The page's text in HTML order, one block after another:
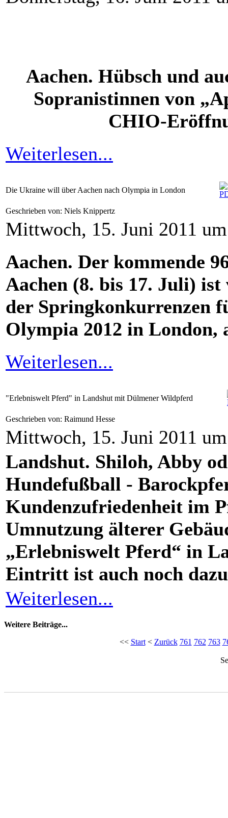
Aachen. Hübsch und
Sopranistinnen von
CHIO-
Weiterlesen...
Die Ukraine will über Aachen nach Olympia in London
Geschrieben von: Niels Knippertz
Mittwoch, 15. Juni 2011
Aachen. Der kommende
Aachen (8. bis 17. Juli)
der Springkonkurrenzen
Olympia 2012 in London,
Weiterlesen...
"Erlebniswelt Pferd" in Landshut mit Dülmener Wildpferd
Geschrieben von: Raimund Hesse
Mittwoch, 15. Juni 2011
Landshut. Shiloh, Abby
Hundefußball -
Kundenzufriedenheit im
Umnutzung älterer
„Erlebniswelt Pferd“ in
Eintritt ist auch noch
Weiterlesen...
Weitere Beiträge...
<< Start< Zurück 761 762 763